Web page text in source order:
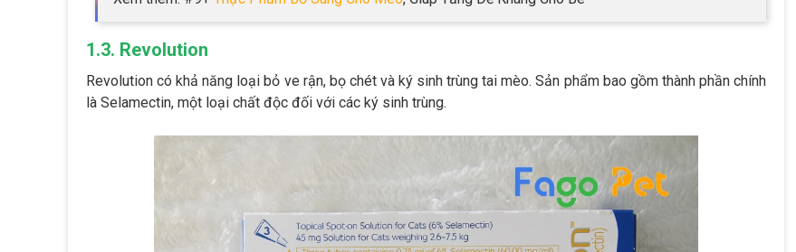
1.3. Revolution
Revolution có khả năng loại bỏ ve rận, bọ chét và ký sinh trùng tai mèo. Sản phẩm bao gồm thành phần chính
là Selamectin, một loại chất độc đối với các ký sinh trùng.